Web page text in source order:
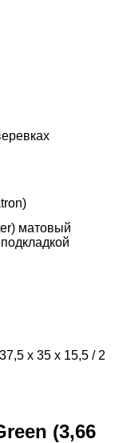
матовый
х 35 х 15,5 / 2
(3,66